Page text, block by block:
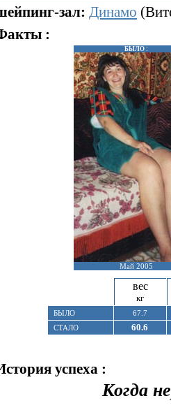
зал: Динамо
:
БЫЛО :
Май 2005
вес
кг
БЫЛО
67.7
СТАЛО
60.6
успеха :
Когда